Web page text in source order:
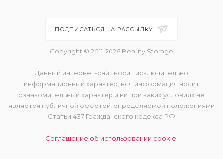
ПОДПИСАТЬСЯ НА РАССЫЛКУ
Copyright © 2011-2026 Beauty Storage
Данный интернет-сайт носит исключительно
информационный характер, вся информация носит
ознакомительный характер и ни при каких условиях не
является публичной офертой, определяемой положениями
Статьи 437 Гражданского кодекса РФ
Соглашение об использовании cookie.